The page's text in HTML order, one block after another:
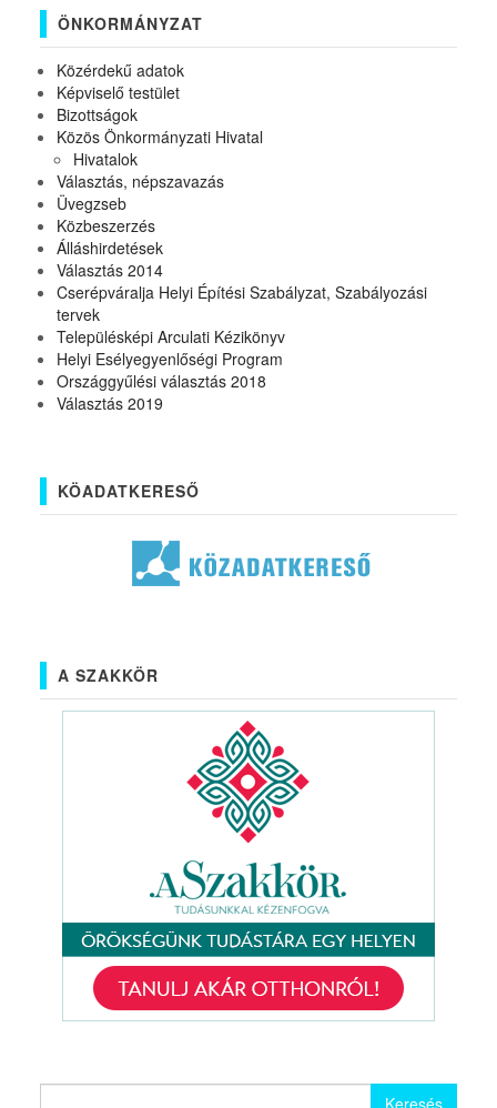
ÖNKORMÁNYZAT
Közérdekű adatok
Képviselő testület
Bizottságok
Közös Önkormányzati Hivatal
Hivatalok
Választás, népszavazás
Üvegzseb
Közbeszerzés
Álláshirdetések
Választás 2014
Cserépváralja Helyi Építési Szabályzat, Szabályozási
tervek
Településképi Arculati Kézikönyv
Helyi Esélyegyenlőségi Program
Országgyűlési választás 2018
Választás 2019
KÖADATKERESŐ
A SZAKKÖR